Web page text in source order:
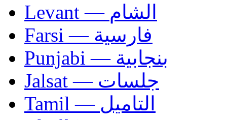
Levant — الشام
Farsi — فارسية
Punjabi — بنجابية
Jalsat — جلسات
Tamil — التاميل